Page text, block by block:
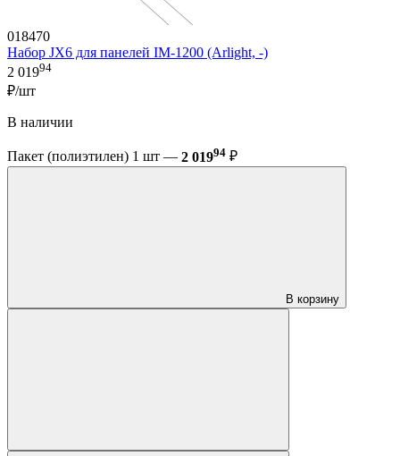
018470
Набор JX6 для панелей IM-1200 (Arlight, -)
2 01994
₽/шт
В наличии
Пакет (полиэтилен) 1 шт — 2 01994 ₽
В корзину